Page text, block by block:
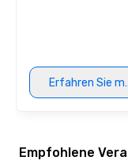
Erfahren Sie
Empfohlene